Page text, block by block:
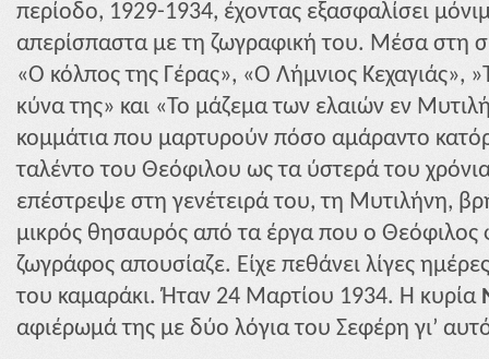
περίοδο, 1929-1934, έχοντας εξασφαλίσει
απερίσπαστα με τη ζωγραφική του. Μέσα στη
«Ο κόλπος της Γέρας», «Ο Λήμνιος Κεχαγιάς»,
κύνα της» και «Το μάζεμα των ελαιών εν
κομμάτια που μαρτυρούν πόσο αμάραντο
ταλέντο του Θεόφιλου ως τα ύστερά του
επέστρεψε στη γενέτειρά του, τη Μυτιλήνη,
μικρός θησαυρός από τα έργα που ο
ζωγράφος απουσίαζε. Είχε πεθάνει λίγες
του καμαράκι. Ήταν 24 Μαρτίου 1934. Η κυρία
αφιέρωμά της με δύο λόγια του Σεφέρη γι’